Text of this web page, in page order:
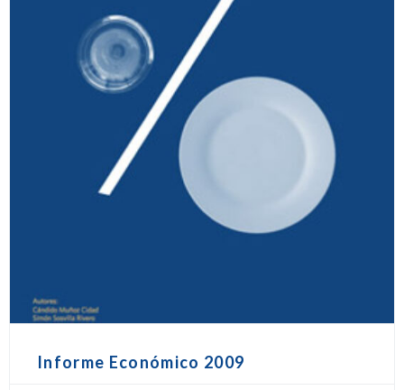
Informe Económico 2009